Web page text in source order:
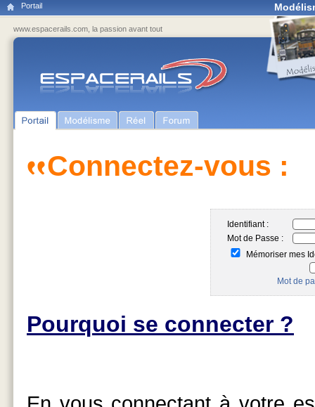
Portail
www.espacerails.com, la passion avant tout
Connectez-vous :
Identifiant :
Mot de Passe :
Mémoriser mes
Mot de
Pourquoi se connecter ?